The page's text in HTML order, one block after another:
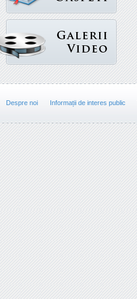
Despre noi Informații de interes public